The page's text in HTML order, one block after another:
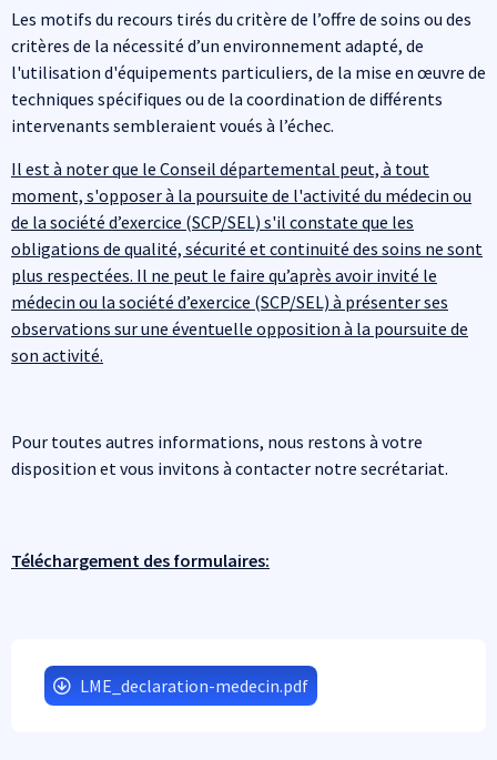
Les motifs du recours tirés du critère de l’offre de soins ou des
critères de la nécessité d’un environnement adapté, de
l'utilisation d'équipements particuliers, de la mise en œuvre de
techniques spécifiques ou de la coordination de différents
intervenants sembleraient voués à l’échec.
Il est à noter que le Conseil départemental peut, à tout
moment, s'opposer à la poursuite de l'activité du médecin ou
de la société d’exercice (SCP/SEL) s'il constate que les
obligations de qualité, sécurité et continuité des soins ne sont
plus respectées. Il ne peut le faire qu’après avoir invité le
médecin ou la société d’exercice (SCP/SEL) à présenter ses
observations sur une éventuelle opposition à la poursuite de
son activité.
Pour toutes autres informations, nous restons à votre
disposition et vous invitons à contacter notre secrétariat.
Téléchargement des formulaires:
LME_declaration-medecin.pdf